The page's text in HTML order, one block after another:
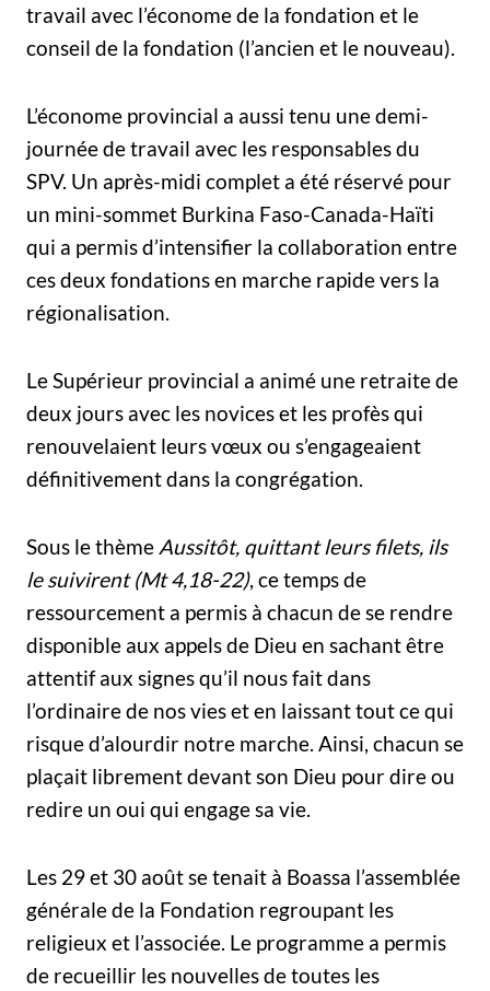
travail avec l’économe de la fondation et le
conseil de la fondation (l’ancien et le nouveau).
L’économe provincial a aussi tenu une demi-
journée de travail avec les responsables du
SPV. Un après-midi complet a été réservé pour
un mini-sommet Burkina Faso-Canada-Haïti
qui a permis d’intensifier la collaboration entre
ces deux fondations en marche rapide vers la
régionalisation.
Le Supérieur provincial a animé une retraite de
deux jours avec les novices et les profès qui
renouvelaient leurs vœux ou s’engageaient
définitivement dans la congrégation.
Sous le thème Aussitôt, quittant leurs filets, ils
le suivirent (Mt 4,18-22), ce temps de
ressourcement a permis à chacun de se rendre
disponible aux appels de Dieu en sachant être
attentif aux signes qu’il nous fait dans
l’ordinaire de nos vies et en laissant tout ce qui
risque d’alourdir notre marche. Ainsi, chacun se
plaçait librement devant son Dieu pour dire ou
redire un oui qui engage sa vie.
Les 29 et 30 août se tenait à Boassa l’assemblée
générale de la Fondation regroupant les
religieux et l’associée. Le programme a permis
de recueillir les nouvelles de toutes les